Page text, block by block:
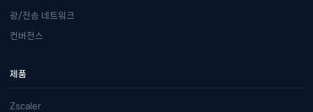
광/전송 네트워크
컨버전스
제품
Zscaler